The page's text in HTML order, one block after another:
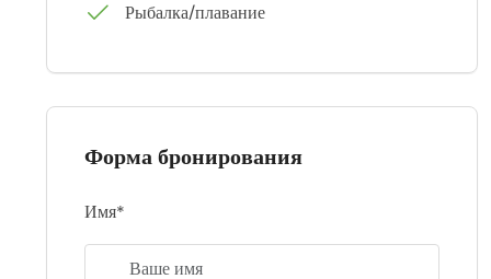
Рыбалка/плавание
Форма бронирования
Имя*